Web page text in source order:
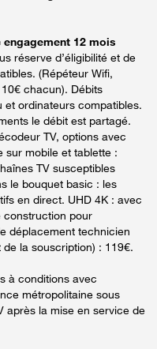
12 mois
réserve d’éligibilité et de
(Répéteur Wifi,
chacun). Débits
ordinateurs compatibles.
le débit est partagé.
TV, options avec
sur mobile et tablette :
TV susceptibles
le bouquet basic : les
en direct. UHD 4K : avec
construction pour
déplacement technicien
la souscription) : 119€.
à conditions avec
métropolitaine sous
après la mise en service de